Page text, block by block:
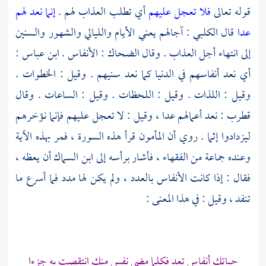
قوله تعالىفلا تعجل عليهمأي تطلب العذاب لهم .إنما نعد لهم
عدا قالالكلبي: آجالهم يعني الأيام والليالي والشهور والسنين
إلى انتهاء أجل العذاب . وقالالضحاك : الأنفاس .ابن عباس:
أي نعد أنفاسهم في الدنيا كما نعد سنيهم . وقيل : الخطوات .
وقيل : اللذات . وقيل : اللحظات . وقيل : الساعات . وقال
قطرب : نعد أعمالهم عدا ، وقيل : لا تعجل عليهم فإنما نؤخرهم
ليزدادوا إثما . روي أنالمأمون قرأ هذه السورة ، فمر بهذه الآية
وعنده جماعة من الفقهاء ، فأشار برأسه إلىابن السماكأن يعظه ،
فقال : إذا كانت الأنفاس بالعدد ، ولم يكن لها مدد فما أسرع ما
تنفد ، وقيل : في هذا المعنى :